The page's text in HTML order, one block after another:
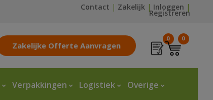
Contact | Zakelijk |Inloggen |
Registreren
Zakelijke Offerte Aanvragen
0 0
Verpakkingen Logistiek Overige